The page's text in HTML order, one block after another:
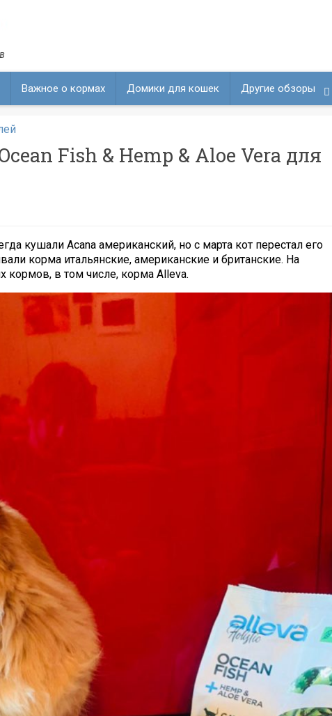
Важное о кормах Домики для кошек Другие обзоры
Fish & Hemp & Aloe Vera для
кушали Acana американский, но с марта кот перестал его
корма итальянские, американские и британские. На
кормов, в том числе, корма Alleva.